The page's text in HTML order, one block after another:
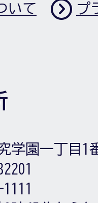
いて プ
学園一丁目1